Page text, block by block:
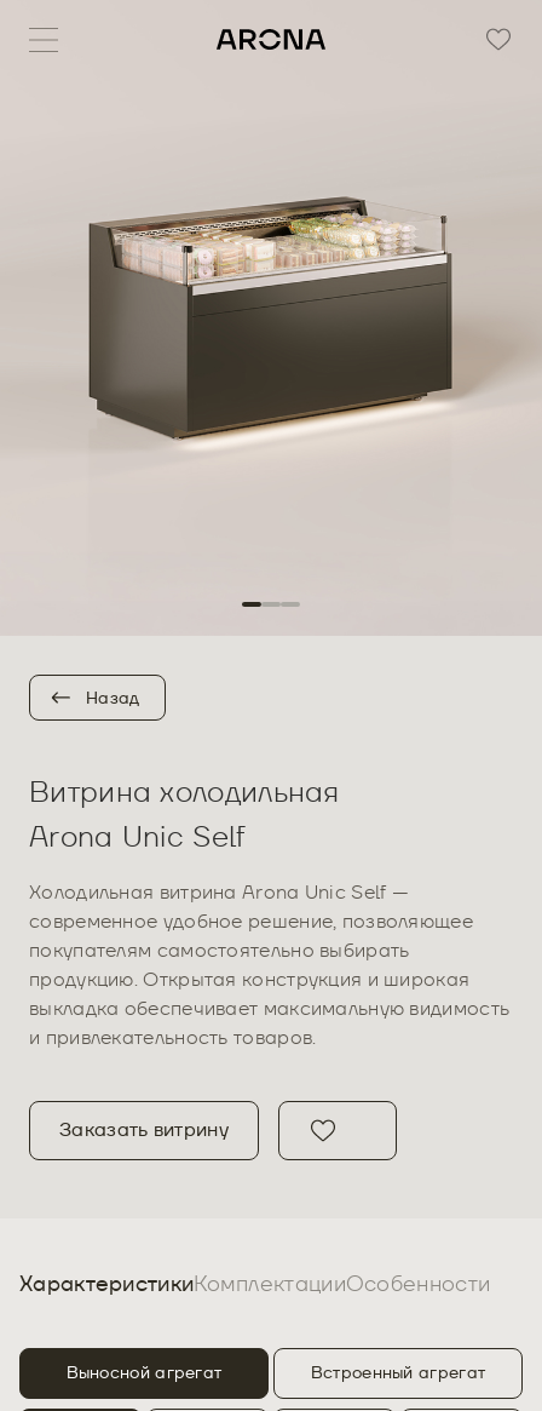
Назад
Витрина холодильная
Arona Unic Self
Холодильная витрина Arona Unic Self —
современное удобное решение, позволяющее
покупателям самостоятельно выбирать
продукцию. Открытая конструкция и широкая
выкладка обеспечивает максимальную видимость
и привлекательность товаров.
Заказать витрину
ХарактеристикиКомплектацииОсобенности
Выносной агрегат Встроенный агрегат